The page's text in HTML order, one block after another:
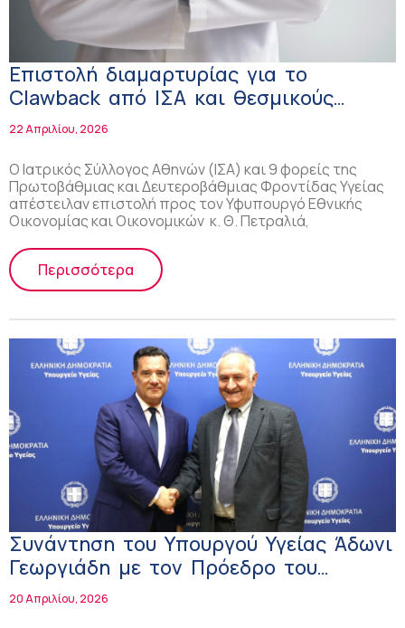
Επιστολή διαμαρτυρίας για το
Clawback από ΙΣΑ και θεσμικούς
φορείς παρόχων υγείας προς τον
Υφυπουργό Οικονομικών
22 Απριλίου, 2026
Ο Ιατρικός Σύλλογος Αθηνών (ΙΣΑ) και 9 φορείς της
Πρωτοβάθμιας και Δευτεροβάθμιας Φροντίδας Υγείας
απέστειλαν επιστολή προς τον Υφυπουργό Εθνικής
Οικονομίας και Οικονομικών κ. Θ. Πετραλιά,
Περισσότερα
Συνάντηση του Υπουργού Υγείας Άδωνι
Γεωργιάδη με τον Πρόεδρο του
Κεντρικού Συμβουλίου Υγείας (ΚΕΣΥ)
20 Απριλίου, 2026